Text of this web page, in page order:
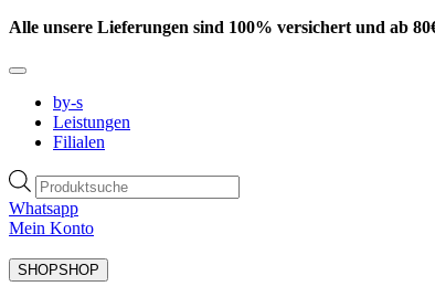
Zum
springen
Alle unsere Lieferungen sind 100% versichert und ab
by-s
Leistungen
Filialen
Products
search
Whatsapp
Mein Konto
SHOPSHOP